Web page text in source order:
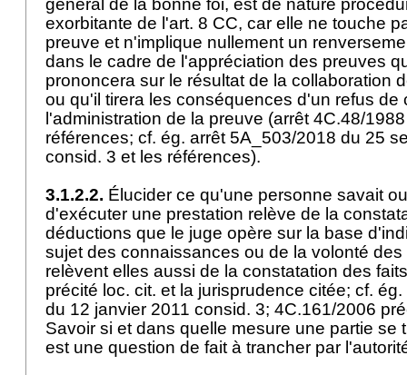
général de la bonne foi, est de nature
exorbitante de l'art. 8 CC, car elle ne touche
preuve et n'implique nullement un
dans le cadre de l'appréciation des preuves
prononcera sur le résultat de la collaboration
ou qu'il tirera les conséquences d'un refus de
l'administration de la preuve (arrêt 4C.48/
références; cf. ég. arrêt 5A_503/2018 du 25
consid. 3 et les références).
3.1.2.2. Élucider ce qu'une personne savait
d'exécuter une prestation relève de la
déductions que le juge opère sur la base
sujet des connaissances ou de la volonté
relèvent elles aussi de la constatation des
précité loc. cit. et la jurisprudence citée; cf.
du 12 janvier 2011 consid. 3; 4C.161/2006
Savoir si et dans quelle mesure une partie se
est une question de fait à trancher par